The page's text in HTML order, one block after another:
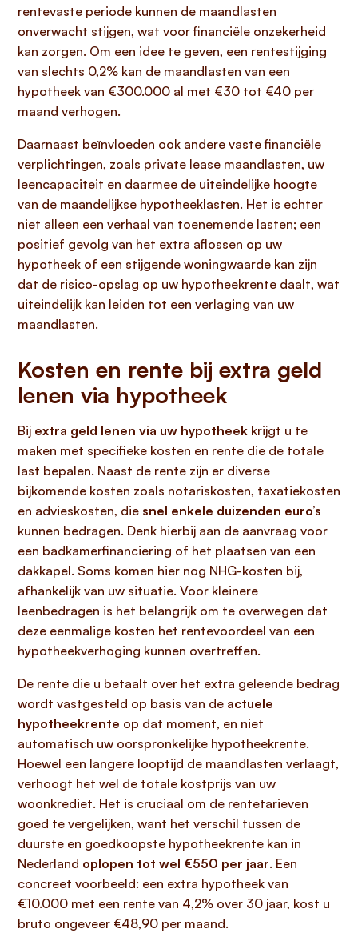
rentevaste periode kunnen de maandlasten
onverwacht stijgen, wat voor financiële onzekerheid
kan zorgen. Om een idee te geven, een rentestijging
van slechts 0,2% kan de maandlasten van een
hypotheek van €300.000 al met €30 tot €40 per
maand verhogen.
Daarnaast beïnvloeden ook andere vaste financiële
verplichtingen, zoals private lease maandlasten, uw
leencapaciteit en daarmee de uiteindelijke hoogte
van de maandelijkse hypotheeklasten. Het is echter
niet alleen een verhaal van toenemende lasten; een
positief gevolg van het extra aflossen op uw
hypotheek of een stijgende woningwaarde kan zijn
dat de risico-opslag op uw hypotheekrente daalt, wat
uiteindelijk kan leiden tot een verlaging van uw
maandlasten.
Kosten en rente bij extra geld
lenen via hypotheek
Bij extra geld lenen via uw hypotheek krijgt u te
maken met specifieke kosten en rente die de totale
last bepalen. Naast de rente zijn er diverse
bijkomende kosten zoals notariskosten, taxatiekosten
en advieskosten, die snel enkele duizenden euro’s
kunnen bedragen. Denk hierbij aan de aanvraag voor
een badkamerfinanciering of het plaatsen van een
dakkapel. Soms komen hier nog NHG-kosten bij,
afhankelijk van uw situatie. Voor kleinere
leenbedragen is het belangrijk om te overwegen dat
deze eenmalige kosten het rentevoordeel van een
hypotheekverhoging kunnen overtreffen.
De rente die u betaalt over het extra geleende bedrag
wordt vastgesteld op basis van de actuele
hypotheekrente op dat moment, en niet
automatisch uw oorspronkelijke hypotheekrente.
Hoewel een langere looptijd de maandlasten verlaagt,
verhoogt het wel de totale kostprijs van uw
woonkrediet. Het is cruciaal om de rentetarieven
goed te vergelijken, want het verschil tussen de
duurste en goedkoopste hypotheekrente kan in
Nederland oplopen tot wel €550 per jaar. Een
concreet voorbeeld: een extra hypotheek van
€10.000 met een rente van 4,2% over 30 jaar, kost u
bruto ongeveer €48,90 per maand.